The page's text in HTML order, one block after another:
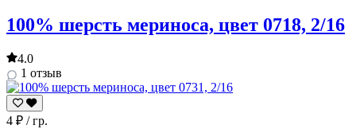
100% шерсть мериноса, цвет 0718, 2/16
4.0
1 отзыв
4 ₽ / гр.